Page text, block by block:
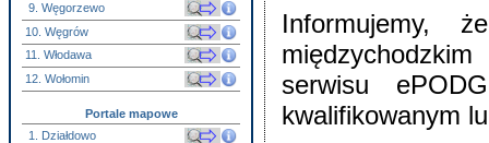
9. Węgorzewo
10. Węgrów
11. Włodawa
12. Wołomin
Portale mapowe
1. Działdowo
Informujemy,
serwisu
kwalifikowanym